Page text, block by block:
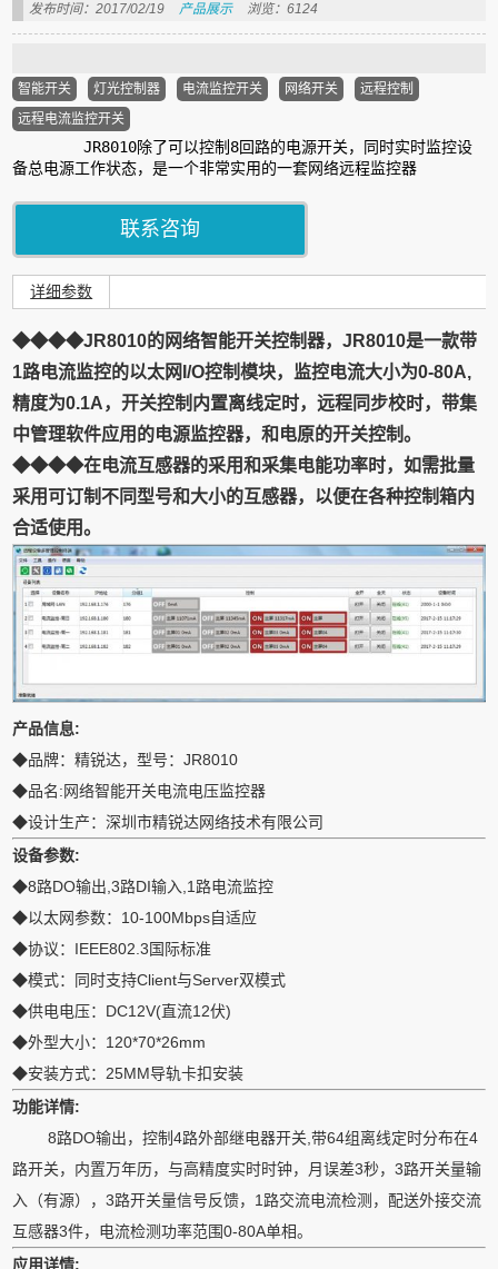
发布时间：2017/02/19 产品展示 浏览：6124
智能开关 灯光控制器 电流监控开关 网络开关
远程控制
远程电流监控开关
JR8010除了可以控制8回路的电源开关，同时实时监控设
备总电源工作状态，是一个非常实用的一套网络远程监控器
联系咨询
详细参数
◆◆◆◆JR8010的网络智能开关控制器，JR8010是一款带
1路电流监控的以太网I/O控制模块，监控电流大小为0-80A,
精度为0.1A，开关控制内置离线定时，远程同步校时，带集
中管理软件应用的电源监控器，和电原的开关控制。
◆◆◆◆在电流互感器的采用和采集电能功率时，如需批量
采用可订制不同型号和大小的互感器，以便在各种控制箱内
合适使用。
产品信息:
◆品牌：精锐达，型号：JR8010
◆品名:网络智能开关电流电压监控器
◆设计生产：深圳市精锐达网络技术有限公司
设备参数:
◆8路DO输出,3路DI输入,1路电流监控
◆以太网参数：10-100Mbps自适应
◆协议：IEEE802.3国际标准
◆模式：同时支持Client与Server双模式
◆供电电压：DC12V(直流12伏)
◆外型大小：120*70*26mm
◆安装方式：25MM导轨卡扣安装
功能详情:
8路DO输出，控制4路外部继电器开关,带64组离线定时分布在4
路开关，内置万年历，与高精度实时时钟，月误差3秒，3路开关量输
入（有源），3路开关量信号反馈，1路交流电流检测，配送外接交流
互感器3件，电流检测功率范围0-80A单相。
应用详情: